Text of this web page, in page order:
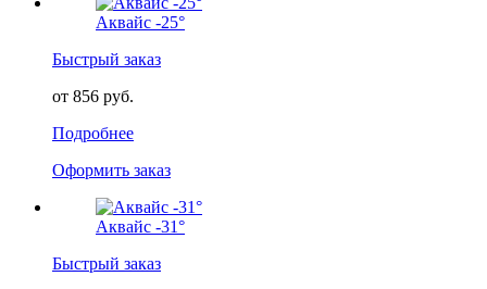
Аквайс -25°
Быстрый заказ
от 856 руб.
Подробнее
Оформить заказ
Аквайс -31°
Быстрый заказ